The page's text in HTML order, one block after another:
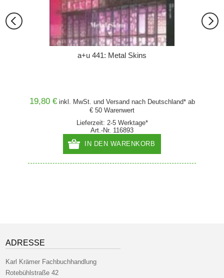
a+u 441: Metal Skins
19,80 € inkl. MwSt. und Versand nach Deutschland* ab
€ 50 Warenwert
Lieferzeit: 2-5 Werktage*
Art.-Nr. 116893
IN DEN WARENKORB
ADRESSE
Karl Krämer Fachbuchhandlung
Rotebühlstraße 42